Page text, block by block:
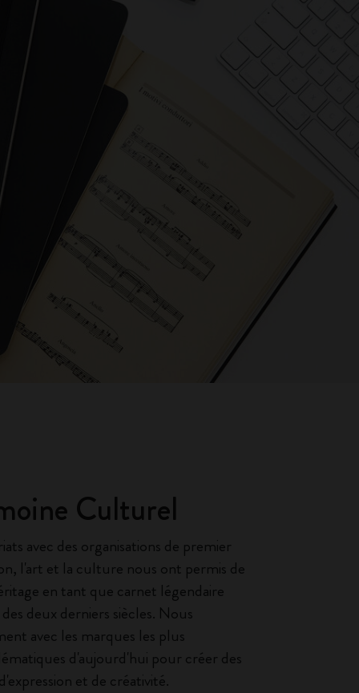
Culturel
avec des organisations de premier
l'art et la culture nous ont permis de
en tant que carnet légendaire
deux derniers siècles. Nous
avec les marques les plus
d'aujourd'hui pour créer des
et de créativité.